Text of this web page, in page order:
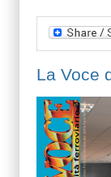
La Voce